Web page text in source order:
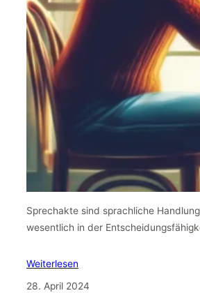
Sprechakte sind sprachliche
wesentlich in der
Weiterlesen
28. April 2024